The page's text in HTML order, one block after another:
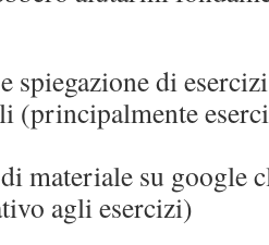
spiegazione di
(principalmente
materiale su google
agli esercizi)